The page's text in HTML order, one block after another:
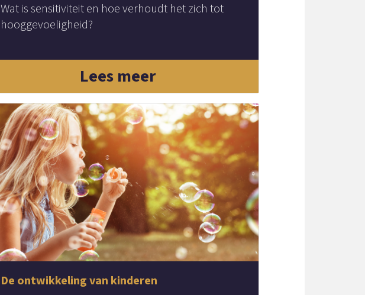
Wat is sensitiviteit en hoe verhoudt het zich tot
hooggevoeligheid?
Lees meer
De ontwikkeling van kinderen